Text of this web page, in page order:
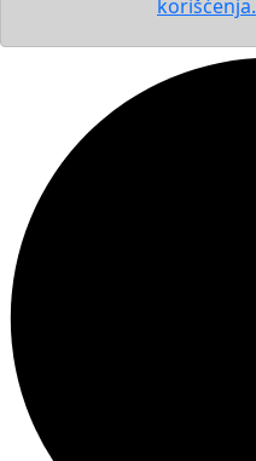
korišćenja.